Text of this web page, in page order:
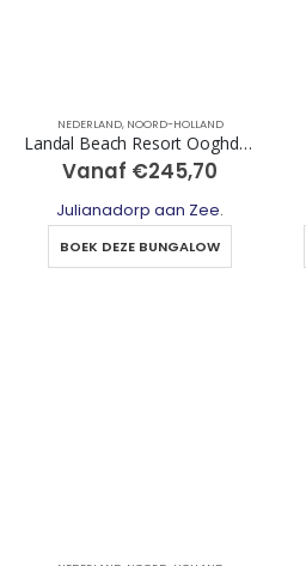
NEDERLAND, NOORD-HOLLAND
Landal Beach Resort Ooghduyne
Vanaf €245,70
Julianadorp aan Zee.
BOEK DEZE BUNGALOW